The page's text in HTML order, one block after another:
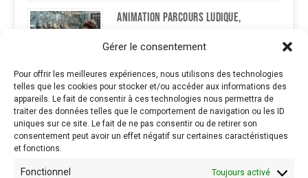
Gérer le consentement
Pour offrir les meilleures expériences, nous utilisons des technologies
telles que les cookies pour stocker et/ou accéder aux informations des
appareils. Le fait de consentir à ces technologies nous permettra de
traiter des données telles que le comportement de navigation ou les ID
uniques sur ce site. Le fait de ne pas consentir ou de retirer son
consentement peut avoir un effet négatif sur certaines caractéristiques
et fonctions.
Fonctionnel Toujours activé
Animation parcours ludique,
le Bois du Cazier vous propose une
activité intergénérationnelle
captivante : un mini-parcours
d’orientation à la fois…